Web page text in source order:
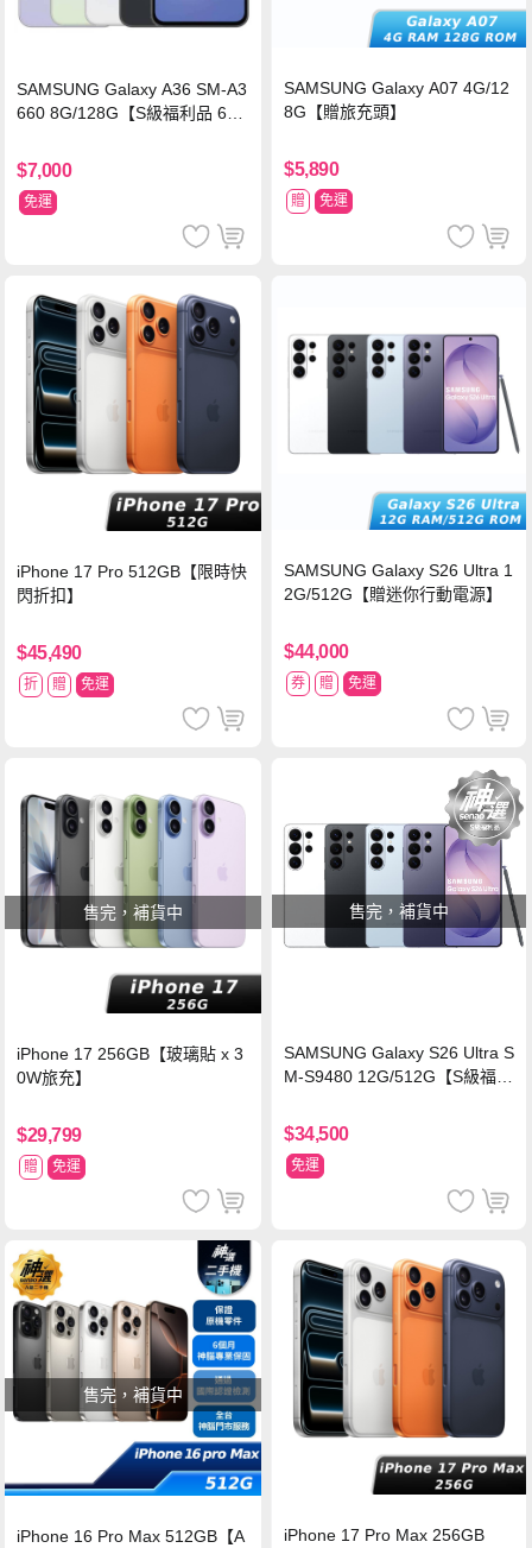
SAMSUNG Galaxy A36 SM-A3
660 8G/128G【S級福利品 6個
$7,000
免運
SAMSUNG Galaxy A07 4G/12
8G【贈旅充頭】
$5,890
贈 免運
iPhone 17 Pro 512GB【限時快
閃折扣】
$45,490
折 贈 免運
SAMSUNG Galaxy S26 Ultra 1
2G/512G【贈迷你行動電源】
$44,000
券 贈 免運
售完，補貨中
iPhone 17 256GB【玻璃貼 x 3
0W旅充】
$29,799
贈 免運
售完，補貨中
SAMSUNG Galaxy S26 Ultra S
M-S9480 12G/512G【S級福利
$34,500
免運
售完，補貨中
iPhone 16 Pro Max 512GB【A
iPhone 17 Pro Max 256GB